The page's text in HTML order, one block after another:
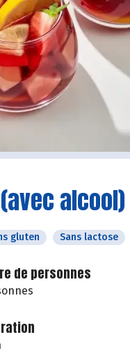
alcool)
gluten Sans lactose
de personnes